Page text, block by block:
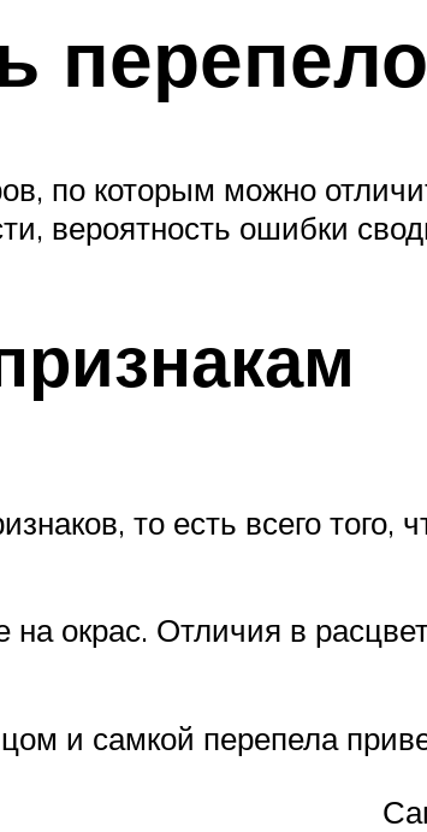
по которым можно
вероятность ошибки
то есть всего того,
окрас. Отличия в
и самкой перепела